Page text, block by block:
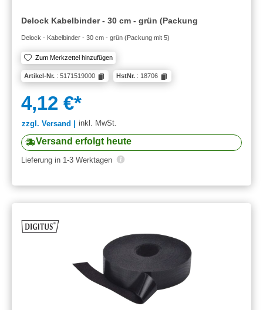
Delock Kabelbinder - 30 cm - grün (Packung
Delock - Kabelbinder - 30 cm - grün (Packung mit 5)
Zum Merkzettel hinzufügen
Artikel-Nr. : 5171519000 HstNr. : 18706
4,12 €*
zzgl. Versand | inkl. MwSt.
Versand erfolgt heute
Lieferung in 1-3 Werktagen